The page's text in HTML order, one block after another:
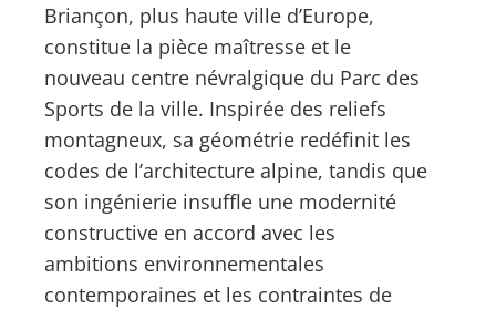
Briançon, plus haute ville d’Europe,
constitue la pièce maîtresse et le
nouveau centre névralgique du Parc des
Sports de la ville. Inspirée des reliefs
montagneux, sa géométrie redéfinit les
codes de l’architecture alpine, tandis que
son ingénierie insuffle une modernité
constructive en accord avec les
ambitions environnementales
contemporaines et les contraintes de